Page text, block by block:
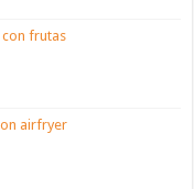
frutas
airfryer